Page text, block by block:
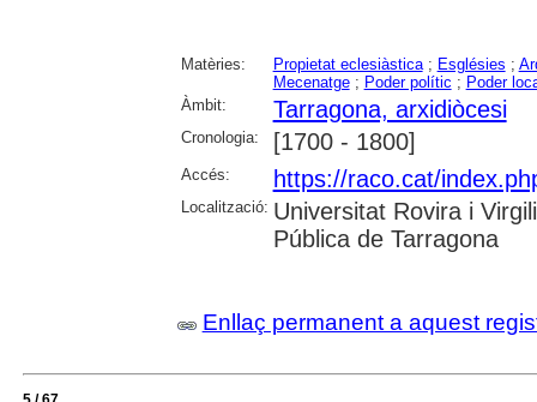
Matèries: Propietat eclesiàstica; Esglésies ;
Mecenatge; Poder polític ; Poder
Àmbit:
Tarragona, arxidiòcesi
Cronologia: [1700 - 1800]
Accés: https://raco.cat/
Localització: Universitat Rovira i
Pública de Tarragona
Enllaç permanent a aquest